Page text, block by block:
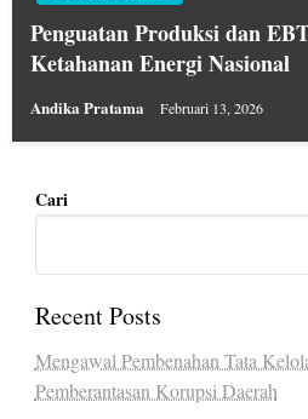
Penguatan Produksi dan
Ketahanan Energi Nasional
Andika Pratama Februari 13, 2026
Cari
Recent Posts
Mengawal Pembenahan Tata
Pemberantasan Korupsi Daerah